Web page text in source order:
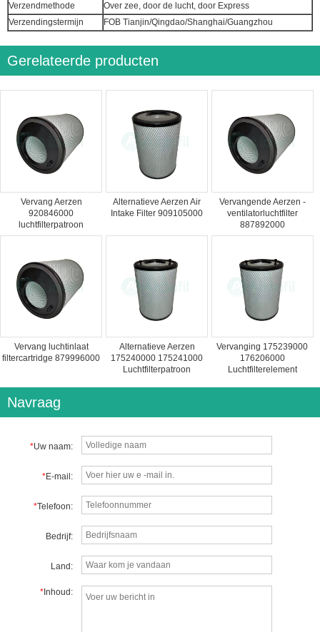
Verzendmethode
Over zee, door de lucht, door Express
Verzendingstermijn
FOB Tianjin/Qingdao/Shanghai/Guangzhou
Gerelateerde producten
Vervang Aerzen
920846000
luchtfilterpatroon
Alternatieve Aerzen Air
Intake Filter 909105000
Vervangende Aerzen -
ventilatorluchtfilter
887892000
Vervang luchtinlaat
filtercartridge 879996000
Alternatieve Aerzen
175240000 175241000
Luchtfilterpatroon
Vervanging 175239000
176206000
Luchtfilterelement
Navraag
*Uw naam:
*E-mail:
*Telefoon:
Bedrijf:
Land:
* Inhoud: